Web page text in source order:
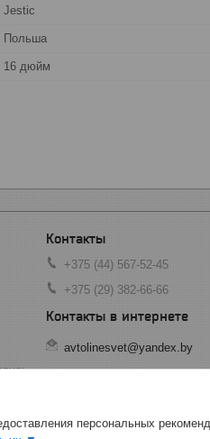
Jestic
Польша
16 дюйм
+375 (44) 567-52-45
+375 (29) 382-66-66
avtolinesvet@yandex.by
персональных